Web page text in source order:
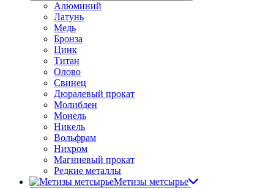
Алюминий
Латунь
Медь
Бронза
Цинк
Титан
Олово
Свинец
Дюралевый прокат
Молибден
Монель
Никель
Вольфрам
Нихром
Магниевый прокат
Редкие металлы
Метизы метсырье